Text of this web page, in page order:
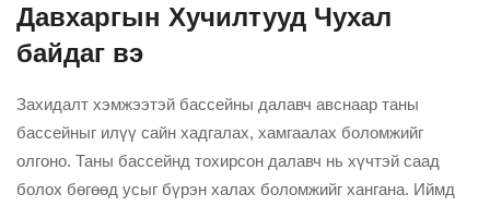
Давхаргын Хучилтууд Чухал
байдаг вэ
Захидалт хэмжээтэй бассейны далавч авснаар таны
бассейныг илүү сайн хадгалах, хамгаалах боломжийг
олгоно. Таны бассейнд тохирсон далавч нь хүчтэй саад
болох бөгөөд усыг бүрэн халах боломжийг хангана. Иймд